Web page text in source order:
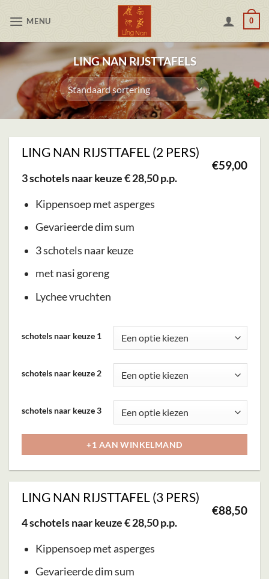
MENU 0
LING NAN RIJSTTAFELS
LING NAN RIJSTTAFEL (2 PERS)
€59,00
3 schotels naar keuze € 28,50 p.p.
Kippensoep met asperges
Gevarieerde dim sum
3 schotels naar keuze
met nasi goreng
Lychee vruchten
product
meerdere
Deze
op
productpagina
schotels naar keuze 1
schotels naar keuze 2
schotels naar keuze 3
+1 AAN WINKELMAND
LING NAN RIJSTTAFEL (3 PERS)
€88,50
4 schotels naar keuze € 28,50 p.p.
Kippensoep met asperges
Gevarieerde dim sum